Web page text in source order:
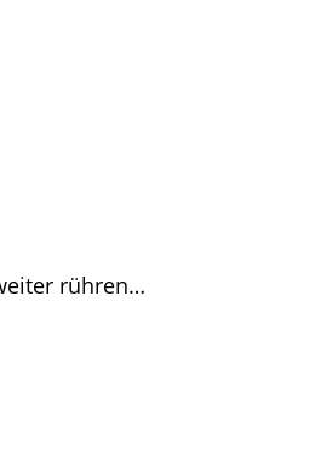
rühren…